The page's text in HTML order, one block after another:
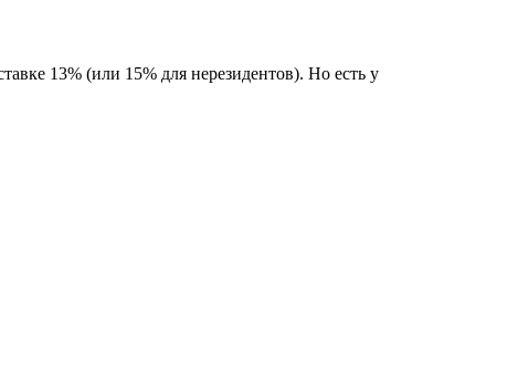
13% (или 15% для нерезидентов). Но есть у